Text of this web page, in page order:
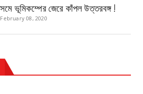
ভূমিকম্পের জেরে কাঁপল উত্তরবঙ্গ !
February 08, 2020